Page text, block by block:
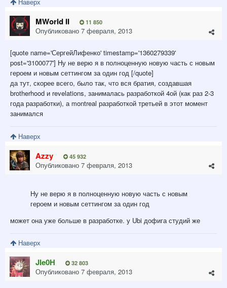
MWorld II 11 850
Опубликовано 7 февраля, 2013
[quote name='СергейЛифенко' timestamp='1360279339'
post='3100077'] Ну не верю я в полноценную новую часть с новым
героем и новым сеттингом за один год [/quote]
да тут, скорее всего, было так, что вся братия, создавшая
brotherhood и revelations, занималась разработкой 4ой (как раз 2-3
года разработки), а montreal разработкой третьей в этот момент
занимался
Наверх
Azzy 45 932
Опубликовано 7 февраля, 2013
Ну не верю я в полноценную новую часть с новым
героем и новым сеттингом за один год
может она уже больше в разработке. у Ubi дофига студий же
Наверх
JIe0H 32 803
Опубликовано 7 февраля, 2013